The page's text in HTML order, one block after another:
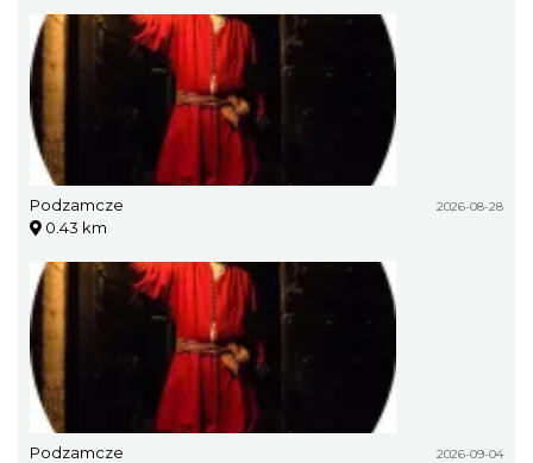
Podzamcze 2026-08-28
0.43 km
Podzamcze 2026-09-04